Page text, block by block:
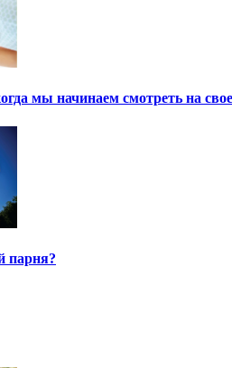
мы начинаем смотреть на
парня?